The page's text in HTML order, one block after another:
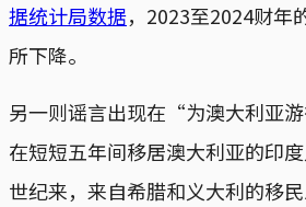
据统计局数据，2023至2024财年
所下降。
另一则谣言出现在“为澳大利亚
在短短五年间移居澳大利亚的印
世纪来，来自希腊和义大利的移民